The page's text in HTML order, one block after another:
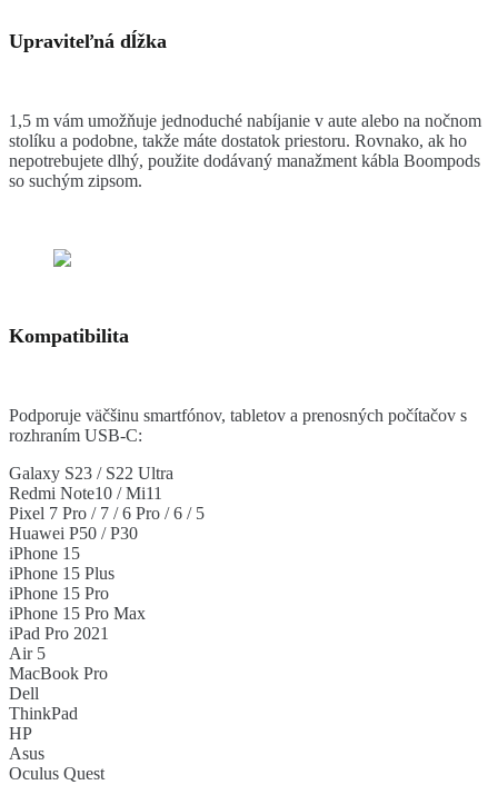
Upraviteľná dĺžka
1,5 m vám umožňuje jednoduché nabíjanie v aute alebo na nočnom
stolíku a podobne, takže máte dostatok priestoru. Rovnako, ak ho
nepotrebujete dlhý, použite dodávaný manažment kábla Boompods
so suchým zipsom.
Kompatibilita
Podporuje väčšinu smartfónov, tabletov a prenosných počítačov s
rozhraním USB-C:
Galaxy S23 / S22 Ultra
Redmi Note10 / Mi11
Pixel 7 Pro / 7 / 6 Pro / 6 / 5
Huawei P50 / P30
iPhone 15
iPhone 15 Plus
iPhone 15 Pro
iPhone 15 Pro Max
iPad Pro 2021
Air 5
MacBook Pro
Dell
ThinkPad
HP
Asus
Oculus Quest